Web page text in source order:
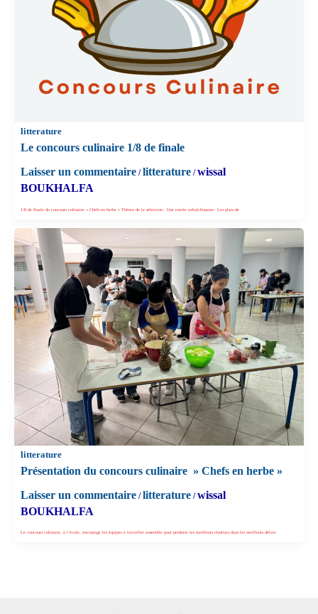
litterature
Le concours culinaire 1/8 de finale
Laisser un commentaire /litterature /wissal
BOUKHALFA
1/8 de finale du concours culinaire « Chefs en herbe » Thème de la sélection : Une entrée rafraîchissante. Les plats de
litterature
Présentation du concours culinaire » Chefs en herbe »
Laisser un commentaire /litterature /wissal
BOUKHALFA
Le concours culinaire, à l’école, encourage les équipes à travailler ensemble pour produire les meilleurs résultats dans les meilleurs délais.